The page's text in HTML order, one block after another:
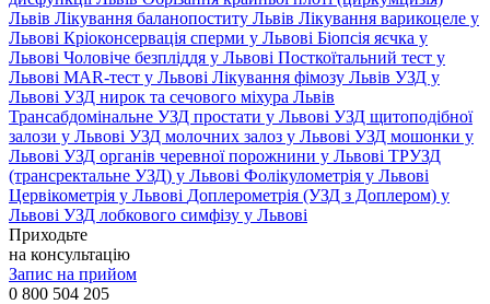
Львів Лікування баланопоститу Львів Лікування варикоцеле у
Львові Кріоконсервація сперми у Львові Біопсія яєчка у
Львові Чоловіче безпліддя у Львові Посткоїтальний тест у
Львові MAR-тест у Львові Лікування фімозу Львів УЗД у
Львові УЗД нирок та сечового міхура Львів
Трансабдомінальне УЗД простати у Львові УЗД щитоподібної
залози у Львові УЗД молочних залоз у Львові УЗД мошонки у
Львові УЗД органів черевної порожнини у Львові ТРУЗД
(трансректальне УЗД) у Львові Фолікулометрія у Львові
Цервікометрія у Львові Доплерометрія (УЗД з Доплером) у
Львові УЗД лобкового симфізу у Львові
Приходьте
на консультацію
Запис на прийом
0 800 504 205